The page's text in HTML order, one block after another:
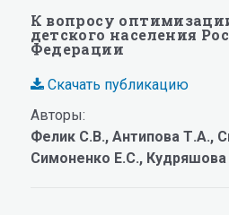
К вопросу
детского населения
Федерации
Скачать публикацию
Авторы:
Фелик С.В., Антипова Т.А.,
Симоненко Е.С., Кудряшова